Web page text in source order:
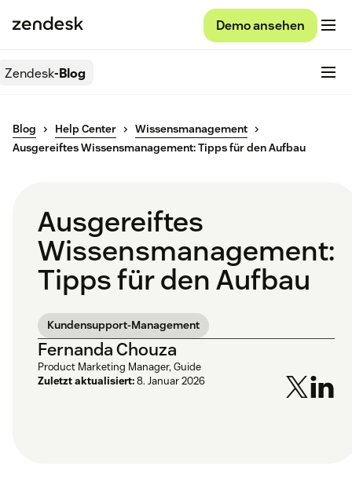
Demo ansehen
Zendesk-Blog
Blog Help Center
Wissensmanagement
Ausgereiftes Wissensmanagement: Tipps für den Aufbau
Ausgereiftes
Wissensmanagement:
Tipps für den Aufbau
Kundensupport-Management
Fernanda Chouza
Product Marketing Manager, Guide
Zuletzt aktualisiert:8. Januar 2026